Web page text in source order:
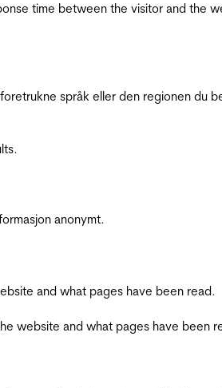
time between the visitor and the
språk eller den regionen du
anonymt.
and what pages have been read.
website and what pages have been